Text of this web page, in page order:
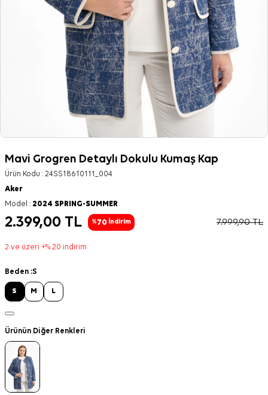
Mavi Grogren Detaylı Dokulu Kumaş Kap
Ürün Kodu : 24SS18610111_004
Aker
Model : 2024 SPRING-SUMMER
2.399,00 TL %70 İndirim 7.999,90TL
2 ve üzeri +% 20 indirim
Beden :S
S M L
Ürünün Diğer Renkleri